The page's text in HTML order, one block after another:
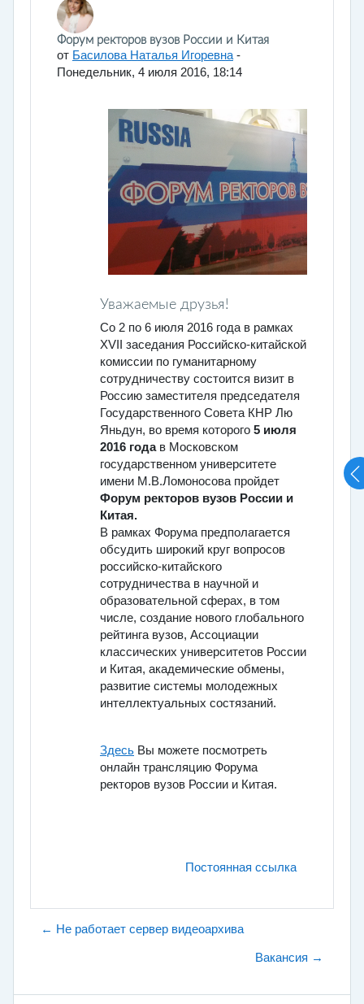
Форум ректоров вузов России и Китая
от Басилова Наталья Игоревна -
Понедельник, 4 июля 2016, 18:14
Количество ответов: 0
Уважаемые друзья!
Со 2 по 6 июля 2016 года в рамках
XVII заседания Российско-китайской
комиссии по гуманитарному
сотрудничеству состоится визит в
Россию заместителя председателя
Государственного Совета КНР Лю
Яньдун, во время которого 5 июля
2016 годав Московском
государственном университете
имени М.В.Ломоносова пройдет
Форум ректоров вузов России и
Китая.
В рамках Форума предполагается
обсудить широкий круг вопросов
российско-китайского
сотрудничества в научной и
образовательной сферах, в том
числе, создание нового глобального
рейтинга вузов, Ассоциации
классических университетов России
и Китая, академические обмены,
развитие системы молодежных
интеллектуальных состязаний.
Здесь Вы можете посмотреть
онлайн трансляцию Форума
ректоров вузов России и Китая.
Постоянная ссылка
← Не работает сервер видеоархива
Вакансия →